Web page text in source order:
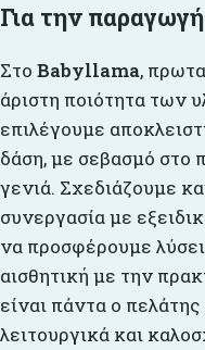
Για την παραγωγή
Στο Babyllama,
άριστη ποιότητα των
επιλέγουμε
δάση, με σεβασμό στο
γενιά. Σχεδιάζουμε
συνεργασία με
να προσφέρουμε
αισθητική με την
είναι πάντα ο
λειτουργικά και